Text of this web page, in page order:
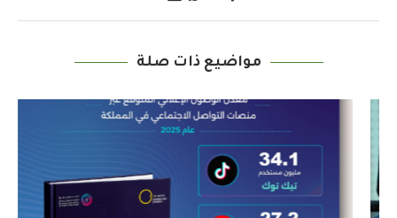
مواضيع ذات صلة